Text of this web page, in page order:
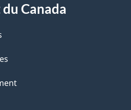
Canada